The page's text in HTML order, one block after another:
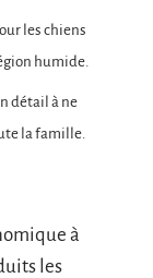
les chiens
humide.
détail à ne
la famille.
à
les